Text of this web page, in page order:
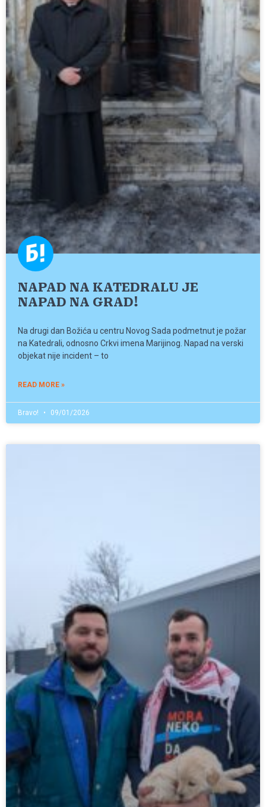
NAPAD NA KATEDRALU JE
NAPAD NA GRAD!
Na drugi dan Božića u centru Novog Sada podmetnut je požar
na Katedrali, odnosno Crkvi imena Marijinog. Napad na verski
objekat nije incident – to
READ MORE »
Bravo! 09/01/2026